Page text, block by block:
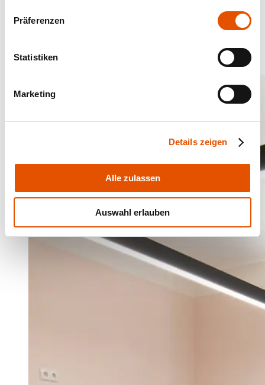
Präferenzen
Statistiken
Marketing
Details zeigen
Alle zulassen
Auswahl erlauben